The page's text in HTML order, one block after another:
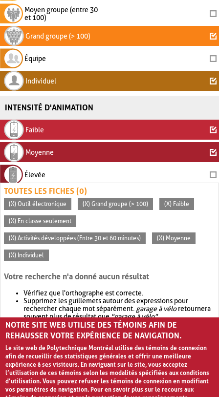
Moyen groupe (entre 30
et 100)
Grand groupe (> 100)
Équipe
Individuel
INTENSITÉ D'ANIMATION
Faible
Moyenne
Élevée
TOUTES LES FICHES (0)
(X) Outil électronique (X) Grand groupe (> 100) (X) Faible
(X) En classe seulement
(X) Activités développées (Entre 30 et 60 minutes) (X) Moyenne
(X) Individuel
Votre recherche n'a donné aucun résultat
Vérifiez que l'orthographe est correcte.
Supprimez les guillemets autour des expressions pour
rechercher chaque mot séparément. garage à véloretournera
souvent plus de résultat que"garage à vélo".
Envisagez d'élargir votre recherche avec OR.garage OR vélo
retournera souvent plus de résultat quegarage à vélo
NOTRE SITE WEB UTILISE DES TÉMOINS AFIN DE
REHAUSSER VOTRE EXPÉRIENCE DE NAVIGATION.
Le site web de Polytechnique Montréal utilise des témoins de connexion
afin de recueillir des statistiques générales et offrir une meilleure
expérience à ses visiteurs. En naviguant sur le site, vous acceptez
l’utilisation de ces témoins selon les modalités spécifiées aux conditions
d’utilisation. Vous pouvez refuser les témoins de connexion en modifiant
vos paramètres de navigation. Pour en savoir plus sur le recours aux